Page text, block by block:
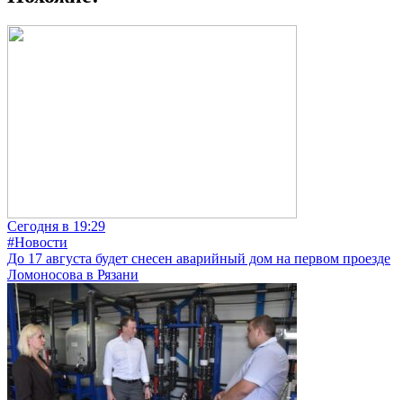
Сегодня в 19:29
#Новости
До 17 августа будет снесен аварийный дом на первом проезде
Ломоносова в Рязани